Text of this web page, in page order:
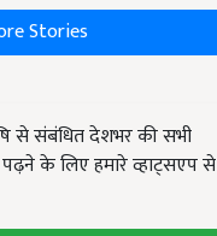
Stories
से संबंधित देशभर की सभी
के लिए हमारे व्हाट्सएप से